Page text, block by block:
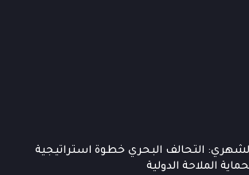
التحالف البحري خطوة استراتيجية
الملاحة الدولية